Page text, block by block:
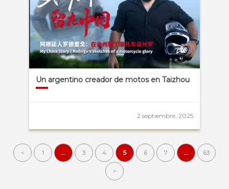
Un argentino creador de motos en Taizhou
2 septiembre, 2025
< 1 … 3 4 5 6 7 … 63
>